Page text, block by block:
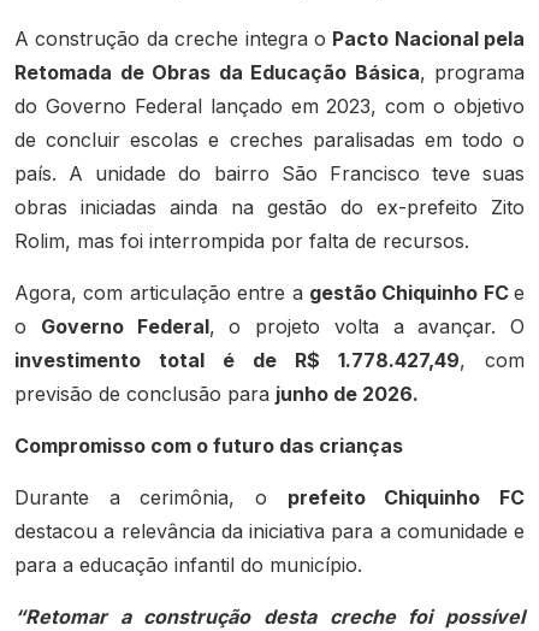
A construção da creche integra o Pacto Nacional pela
Retomada de Obras da Educação Básica, programa
do Governo Federal lançado em 2023, com o objetivo
de concluir escolas e creches paralisadas em todo o
país. A unidade do bairro São Francisco teve suas
obras iniciadas ainda na gestão do ex-prefeito Zito
Rolim, mas foi interrompida por falta de recursos.
Agora, com articulação entre a gestão Chiquinho FC e
o Governo Federal, o projeto volta a avançar. O
investimento total é de R$ 1.778.427,49, com
previsão de conclusão para junho de 2026.
Compromisso com o futuro das crianças
Durante a cerimônia, o prefeito Chiquinho FC
destacou a relevância da iniciativa para a comunidade e
para a educação infantil do município.
“Retomar a construção desta creche foi possível